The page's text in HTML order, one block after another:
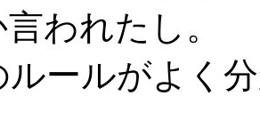
われたし。
ルールがよく